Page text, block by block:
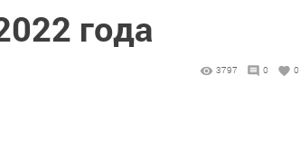
года
3797 0 0